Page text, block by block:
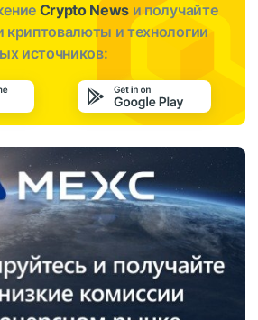
Crypto News и получайте
криптовалюты и технологии
источников: